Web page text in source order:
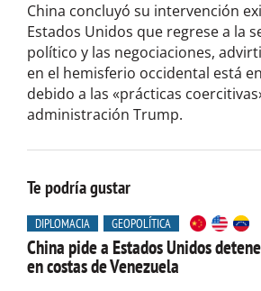
China concluyó su intervención
Estados Unidos que regrese a la
político y las negociaciones,
en el hemisferio occidental está
debido a las «prácticas
administración Trump.
Te podría gustar
DIPLOMACIA GEOPOLÍTICA
China pide a Estados Unidos
en costas de Venezuela